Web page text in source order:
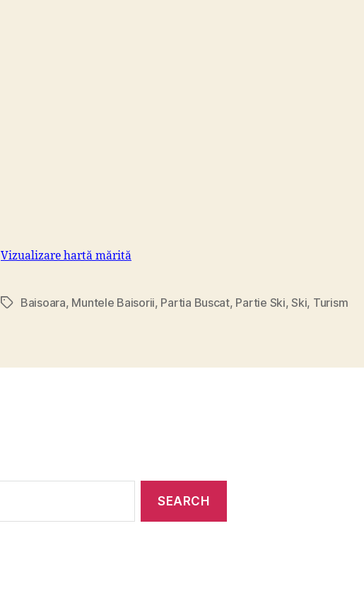
Vizualizare hartă mărită
TagsBaisoara, Muntele Baisorii, Partia Buscat, Partie Ski,Ski, Turism